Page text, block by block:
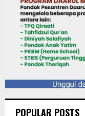
POPULAR POSTS